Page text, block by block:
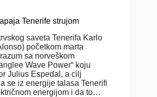
Tenerife strujom
saveta Tenerifa Karlo
početkom marta
sa norveškom
Wave Power“ koju
Julius Espedal, a cilj
se iz energije talasa Tenerifi
energijom i da to…